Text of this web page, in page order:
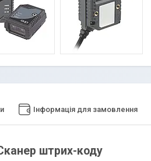
Інформація для замовлення
штрих-коду